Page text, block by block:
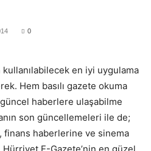
0
en iyi uygulama
Hem basılı gazete okuma
haberlere ulaşabilme
son güncellemeleri ile de;
finans haberlerine ve sinema